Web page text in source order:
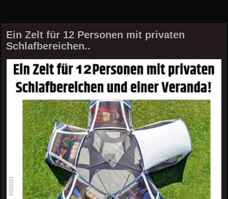
Ein Zelt für 12 Personen mit privaten
Schlafbereichen..